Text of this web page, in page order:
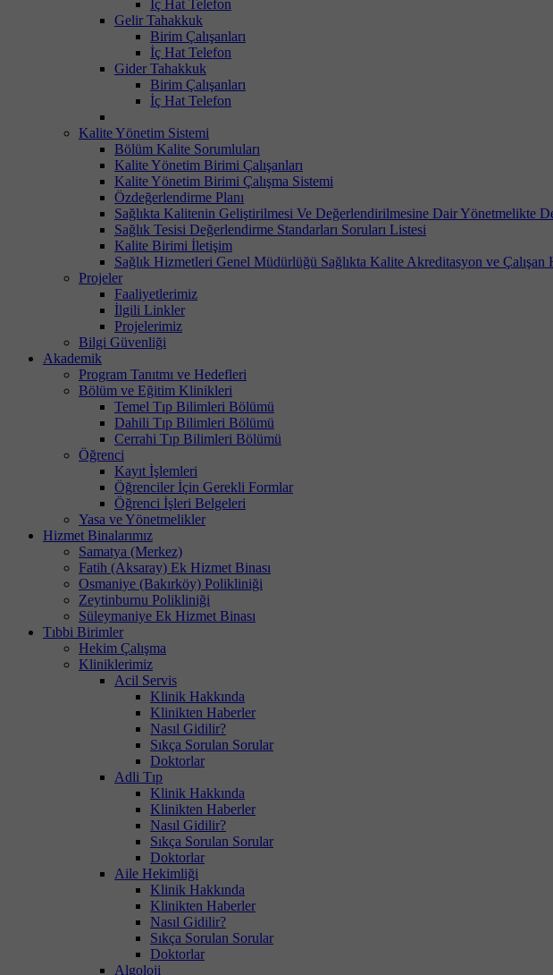
İç Hat Telefon
Gelir Tahakkuk
Birim Çalışanları
İç Hat Telefon
Gider Tahakkuk
Birim Çalışanları
İç Hat Telefon
Kalite Yönetim Sistemi
Bölüm Kalite Sorumluları
Kalite Yönetim Birimi Çalışanları
Kalite Yönetim Birimi Çalışma Sistemi
Özdeğerlendirme Planı
Sağlıkta Kalitenin Geliştirilmesi Ve Değerlendirilmesine Dair Yönetmelikte
Sağlık Tesisi Değerlendirme Standarları Soruları Listesi
Kalite Birimi İletişim
Sağlık Hizmetleri Genel Müdürlüğü Sağlıkta Kalite Akreditasyon ve Çalışan
Projeler
Faaliyetlerimiz
İlgili Linkler
Projelerimiz
Bilgi Güvenliği
Akademik
Program Tanıtmı ve Hedefleri
Bölüm ve Eğitim Klinikleri
Temel Tıp Bilimleri Bölümü
Dahili Tıp Bilimleri Bölümü
Cerrahi Tıp Bilimleri Bölümü
Öğrenci
Kayıt İşlemleri
Öğrenciler İçin Gerekli Formlar
Öğrenci İşleri Belgeleri
Yasa ve Yönetmelikler
Hizmet Binalarımız
Samatya (Merkez)
Fatih (Aksaray) Ek Hizmet Binası
Osmaniye (Bakırköy) Polikliniği
Zeytinburnu Polikliniği
Süleymaniye Ek Hizmet Binası
Tıbbi Birimler
Hekim Çalışma
Kliniklerimiz
Acil Servis
Klinik Hakkında
Klinikten Haberler
Nasıl Gidilir?
Sıkça Sorulan Sorular
Doktorlar
Adli Tıp
Klinik Hakkında
Klinikten Haberler
Nasıl Gidilir?
Sıkça Sorulan Sorular
Doktorlar
Aile Hekimliği
Klinik Hakkında
Klinikten Haberler
Nasıl Gidilir?
Sıkça Sorulan Sorular
Doktorlar
Algoloji